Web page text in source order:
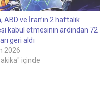
ABD ve İran’ın 2 haftalık
kabul etmesinin ardından 72
geri aldı
2026
içinde